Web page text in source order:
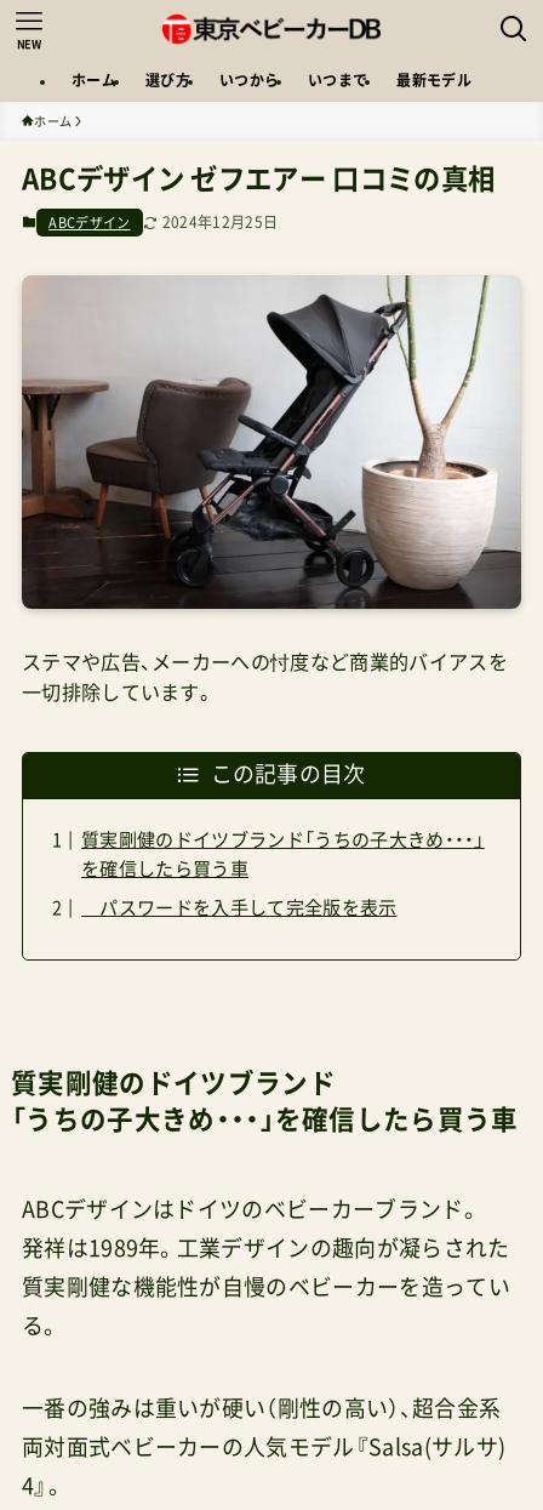
NEW
ホーム 選び方 いつから いつまで 最新モデル
ホーム
ABCデザイン ゼフエアー 口コミの真相
ABCデザイン 2024年12月25日
ステマや広告、メーカーへの忖度など商業的バイアスを
一切排除しています。
この記事の目次
質実剛健のドイツブランド「うちの子大きめ・・・」
を確信したら買う車
パスワードを入手して完全版を表示
質実剛健のドイツブランド
「うちの子大きめ・・・」を確信したら買う車
ABCデザインはドイツのベビーカーブランド。
発祥は1989年。工業デザインの趣向が凝らされた
質実剛健な機能性が自慢のベビーカーを造ってい
る。
一番の強みは重いが硬い（剛性の高い）、超合金系
両対面式ベビーカーの人気モデル『Salsa(サルサ)
4』。